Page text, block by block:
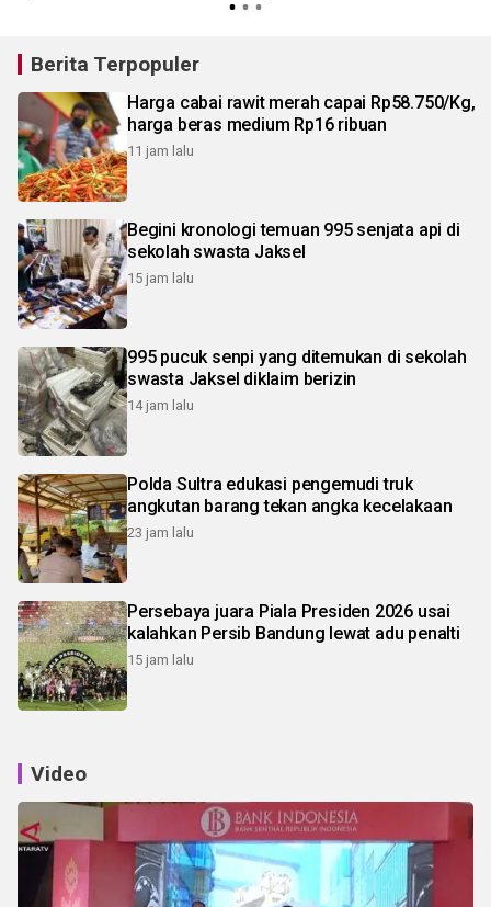
Berita Terpopuler
Harga cabai rawit merah capai Rp58.750/Kg,
harga beras medium Rp16 ribuan
11 jam lalu
Begini kronologi temuan 995 senjata api di
sekolah swasta Jaksel
15 jam lalu
995 pucuk senpi yang ditemukan di sekolah
swasta Jaksel diklaim berizin
14 jam lalu
Polda Sultra edukasi pengemudi truk
angkutan barang tekan angka kecelakaan
23 jam lalu
Persebaya juara Piala Presiden 2026 usai
kalahkan Persib Bandung lewat adu penalti
15 jam lalu
Video